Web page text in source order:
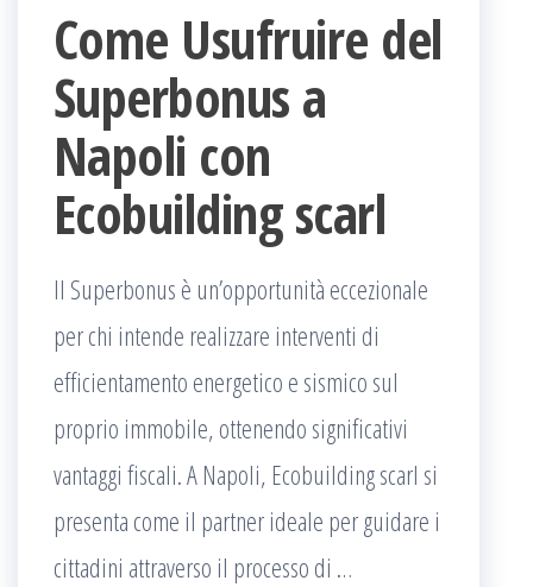
Come Usufruire del
Superbonus a
Napoli con
Ecobuilding scarl
Il Superbonus è un’opportunità eccezionale
per chi intende realizzare interventi di
efficientamento energetico e sismico sul
proprio immobile, ottenendo significativi
vantaggi fiscali. A Napoli, Ecobuilding scarl si
presenta come il partner ideale per guidare i
cittadini attraverso il processo di …